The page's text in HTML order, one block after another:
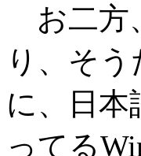
お二方
り、そ
に、日
ってる